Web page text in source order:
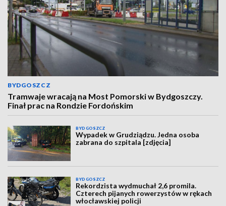
BYDGOSZCZ
Tramwaje wracają na Most Pomorski w Bydgoszczy.
Finał prac na Rondzie Fordońskim
BYDGOSZCZ
Wypadek w Grudziądzu. Jedna osoba
zabrana do szpitala [zdjęcia]
BYDGOSZCZ
Rekordzista wydmuchał 2,6 promila.
Czterech pijanych rowerzystów w rękach
włocławskiej policji